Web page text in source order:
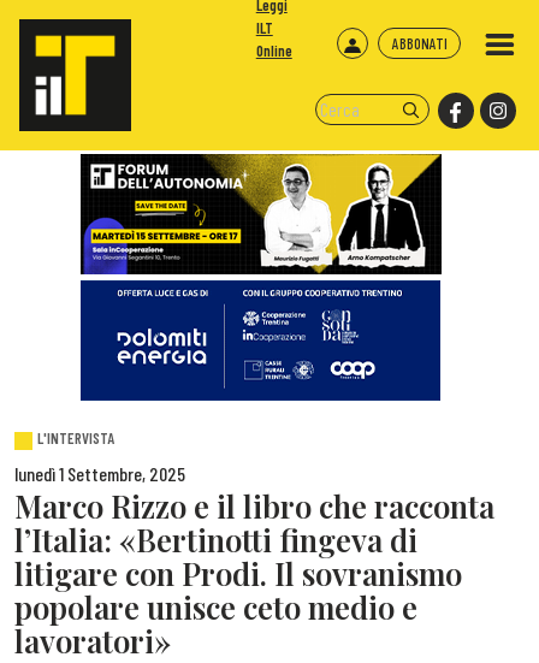
ABBONATI
Leggi
ILT
Online
L'INTERVISTA
lunedì 1 Settembre, 2025
Marco Rizzo e il libro che racconta
l’Italia: «Bertinotti fingeva di
litigare con Prodi. Il sovranismo
popolare unisce ceto medio e
lavoratori»